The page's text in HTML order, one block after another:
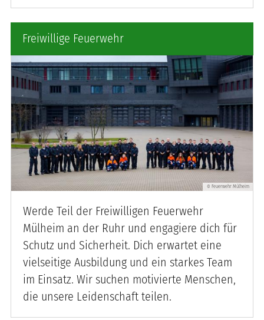
Freiwillige Feuerwehr
© Feuerwehr Mülheim
Werde Teil der Freiwilligen Feuerwehr
Mülheim an der Ruhr und engagiere dich für
Schutz und Sicherheit. Dich erwartet eine
vielseitige Ausbildung und ein starkes Team
im Einsatz. Wir suchen motivierte Menschen,
die unsere Leidenschaft teilen.